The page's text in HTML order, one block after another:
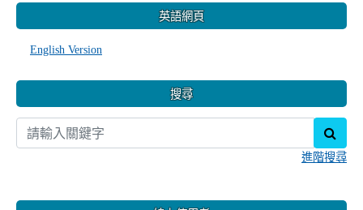
英語網頁
English Version
搜尋
進階搜尋